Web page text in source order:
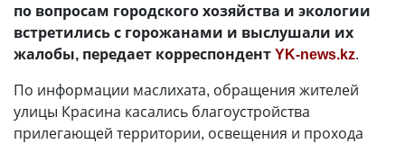
по вопросам городского хозяйства и экологии
встретились с горожанами и выслушали их
жалобы, передает корреспондентYK-news.kz.
По информации маслихата, обращения жителей
улицы Красина касались благоустройства
прилегающей территории, освещения и прохода